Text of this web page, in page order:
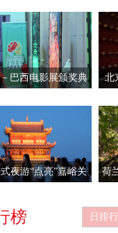
巴西电影展颁奖典
北
夜游“点亮”嘉峪关
荷
榜 日排行